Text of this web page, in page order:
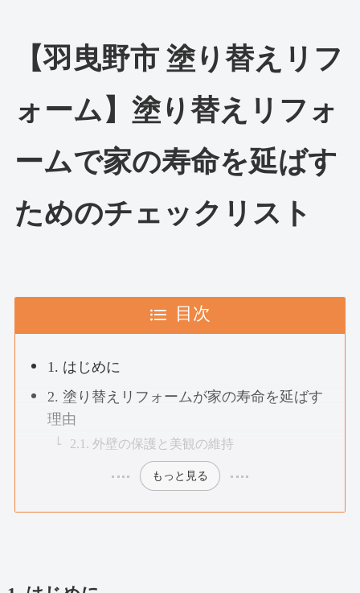
【羽曳野市 塗り替えリフ
ォーム】塗り替えリフォ
ームで家の寿命を延ばす
ためのチェックリスト
目次
1. はじめに
2. 塗り替えリフォームが家の寿命を延ばす
理由
2.1. 外壁の保護と美観の維持
もっと見る